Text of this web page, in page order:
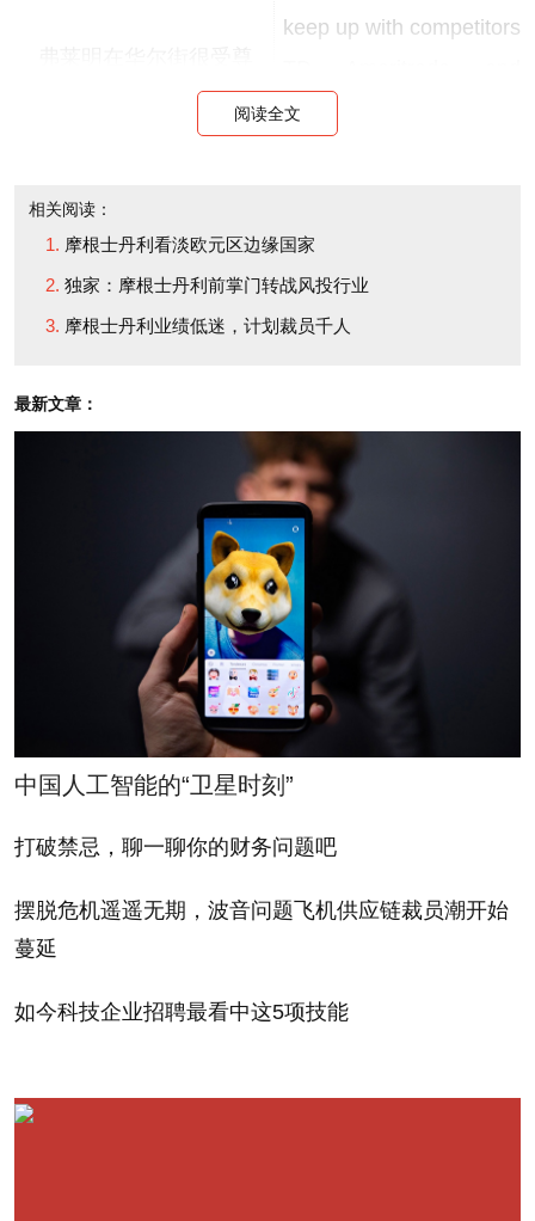
重，而且据称与E*Trade
最大的外部股东之一、城
Investment）的负责人肯•
格里芬关系密切。
弗拉明于2009年底加入
司一颗冉冉升起的新星。
（Merrill Lynch）的总裁
和首席运营官，在金融危
机顶峰时期美国银行
（Bank of America）收购
美林的交易中起到了重要
作用，这项收购被广泛认
为避免了美林的倒闭。尽
管如此，弗莱明在这笔交
并后的公司。据传格里芬
早在2009年就曾联系过弗
莱明、希望他出任
明决定到摩根士丹利任
keep up with competitors
Charles Schwab, has
to be the firm's interim
CEO. Petrilli is getting
$500,000 a month to fill
regarded on Wall Street
and is reportedly close
to Citadel Investment
chief Ken Griffin, who is
one of E*Trade's largest
outside shareholders.
Fleming joined
Morgan Stanley in late
at the firm. Before that
he was the President
instrumental is inking the
Bank of America at the
阅读全文
相关阅读：
摩根士丹利看淡欧元区边缘国家
独家：摩根士丹利前掌门转战风投行业
摩根士丹利业绩低迷，计划裁员千人
最新文章：
中国人工智能的“卫星时刻”
打破禁忌，聊一聊你的财务问题吧
摆脱危机遥遥无期，波音问题飞机供应链裁员潮开始
蔓延
如今科技企业招聘最看中这5项技能